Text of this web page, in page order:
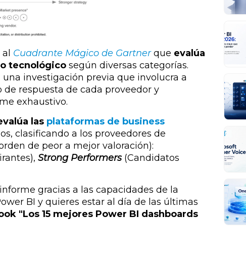
Cuadrante Mágico de Gartnerque evalúa
tecnológico según diversas categorías.
investigación previa que involucra a
respuesta de cada proveedor y
exhaustivo.
las plataformas de business
clasificando a los proveedores de
de peor a mejor valoración):
Strong Performers(Candidatos
gracias a las capacidades de la
BI y quieres estar al día de las últimas
"Los 15 mejores Power BI dashboards